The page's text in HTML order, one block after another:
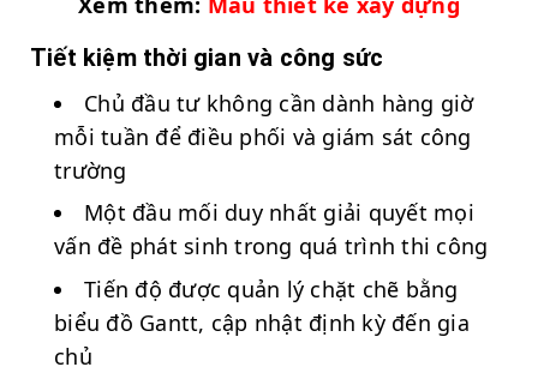
Tiết kiệm thời gian và công sức
Chủ đầu tư không cần dành hàng giờ
mỗi tuần để điều phối và giám sát công
trường
Một đầu mối duy nhất giải quyết mọi
vấn đề phát sinh trong quá trình thi công
Tiến độ được quản lý chặt chẽ bằng
biểu đồ Gantt, cập nhật định kỳ đến gia
chủ